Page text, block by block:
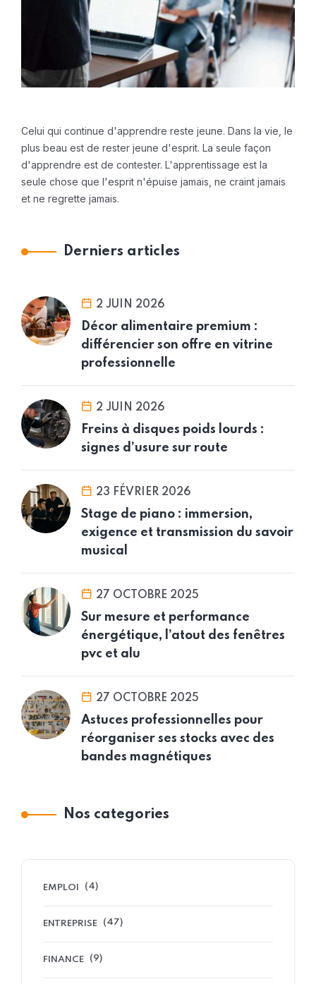
Celui qui continue d'apprendre reste jeune. Dans la vie, le
plus beau est de rester jeune d'esprit. La seule façon
d'apprendre est de contester. L'apprentissage est la
seule chose que l'esprit n'épuise jamais, ne craint jamais
et ne regrette jamais.
Derniers articles
2 JUIN 2026
Décor alimentaire premium :
différencier son offre en vitrine
professionnelle
2 JUIN 2026
Freins à disques poids lourds :
signes d’usure sur route
23 FÉVRIER 2026
Stage de piano : immersion,
exigence et transmission du savoir
musical
27 OCTOBRE 2025
Sur mesure et performance
énergétique, l’atout des fenêtres
pvc et alu
27 OCTOBRE 2025
Astuces professionnelles pour
réorganiser ses stocks avec des
bandes magnétiques
Nos categories
EMPLOI (4)
ENTREPRISE (47)
FINANCE (9)